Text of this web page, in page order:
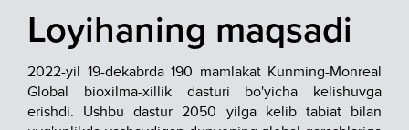
Loyihaning maqsadi
2022-yil 19-dekabrda 190 mamlakat Kunming-Monreal
Global bioxilma-xillik dasturi bo'yicha kelishuvga
erishdi. Ushbu dastur 2050 yilga kelib tabiat bilan